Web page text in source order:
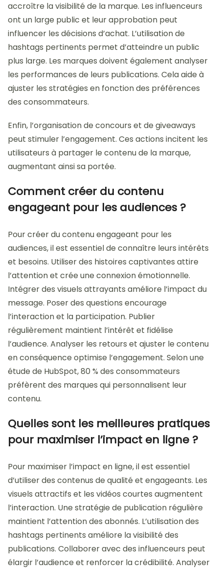
accroître la visibilité de la marque. Les influenceurs
ont un large public et leur approbation peut
influencer les décisions d’achat. L’utilisation de
hashtags pertinents permet d’atteindre un public
plus large. Les marques doivent également analyser
les performances de leurs publications. Cela aide à
ajuster les stratégies en fonction des préférences
des consommateurs.
Enfin, l’organisation de concours et de giveaways
peut stimuler l’engagement. Ces actions incitent les
utilisateurs à partager le contenu de la marque,
augmentant ainsi sa portée.
Comment créer du contenu
engageant pour les audiences ?
Pour créer du contenu engageant pour les
audiences, il est essentiel de connaître leurs intérêts
et besoins. Utiliser des histoires captivantes attire
l’attention et crée une connexion émotionnelle.
Intégrer des visuels attrayants améliore l’impact du
message. Poser des questions encourage
l’interaction et la participation. Publier
régulièrement maintient l’intérêt et fidélise
l’audience. Analyser les retours et ajuster le contenu
en conséquence optimise l’engagement. Selon une
étude de HubSpot, 80 % des consommateurs
préfèrent des marques qui personnalisent leur
contenu.
Quelles sont les meilleures pratiques
pour maximiser l’impact en ligne ?
Pour maximiser l’impact en ligne, il est essentiel
d’utiliser des contenus de qualité et engageants. Les
visuels attractifs et les vidéos courtes augmentent
l’interaction. Une stratégie de publication régulière
maintient l’attention des abonnés. L’utilisation des
hashtags pertinents améliore la visibilité des
publications. Collaborer avec des influenceurs peut
élargir l’audience et renforcer la crédibilité. Analyser